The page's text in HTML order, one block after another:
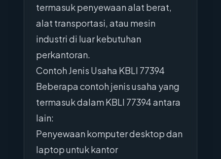
termasuk penyewaan alat berat,
alat transportasi, atau mesin
industri di luar kebutuhan
perkantoran.
Contoh Jenis Usaha KBLI 77394
Beberapa contoh jenis usaha yang
termasuk dalam KBLI 77394 antara
lain:
Penyewaan komputer desktop dan
laptop untuk kantor